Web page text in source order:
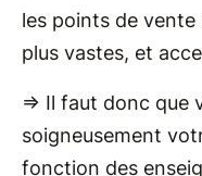
les points de
plus vastes, et
=> Il faut donc que
soigneusement
fonction des